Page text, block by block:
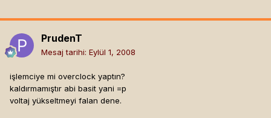
PrudenT
Mesaj tarihi: Eylül 1, 2008
işlemciye mi overclock yaptın?
kaldırmamıştır abi basit yani =p
voltaj yükseltmeyi falan dene.